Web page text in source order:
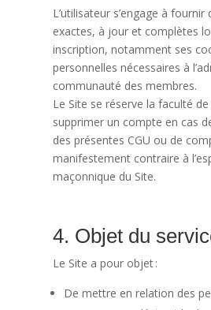
L’utilisateur s’engage à
exactes, à jour et complètes
inscription, notamment ses
personnelles nécessaires à
communauté des membres.
Le Site se réserve la faculté
supprimer un compte en cas
des présentes CGU ou de
manifestement contraire à
maçonnique du Site.
4. Objet du
Le Site a pour objet :
De mettre en relation des